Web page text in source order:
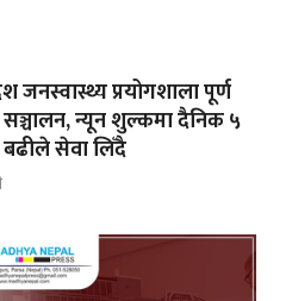
जनस्वास्थ्य प्रयोगशाला पूर्ण
सञ्चालन, न्यून शुल्कमा दैनिक ५
सेवा लिँदै